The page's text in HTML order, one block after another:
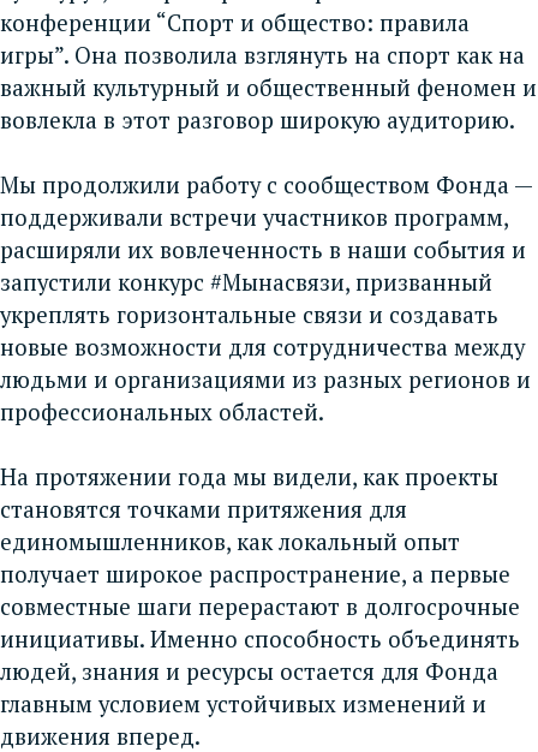
конференции “Спорт и общество: правила
игры”. Она позволила взглянуть на спорт как на
важный культурный и общественный феномен и
вовлекла в этот разговор широкую аудиторию.
Мы продолжили работу с сообществом Фонда —
поддерживали встречи участников программ,
расширяли их вовлеченность в наши события и
запустили конкурс #Мынасвязи, призванный
укреплять горизонтальные связи и создавать
новые возможности для сотрудничества между
людьми и организациями из разных регионов и
профессиональных областей.
На протяжении года мы видели, как проекты
становятся точками притяжения для
единомышленников, как локальный опыт
получает широкое распространение, а первые
совместные шаги перерастают в долгосрочные
инициативы. Именно способность объединять
людей, знания и ресурсы остается для Фонда
главным условием устойчивых изменений и
движения вперед.